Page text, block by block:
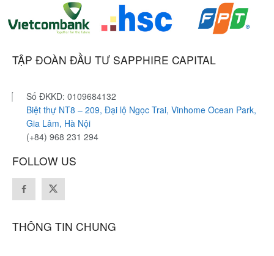
TẬP ĐOÀN ĐẦU TƯ SAPPHIRE CAPITAL
Số ĐKKD: 0109684132
Biệt thự NT8 – 209, Đại lộ Ngọc Trai, Vinhome Ocean Park,
Gia Lâm, Hà Nội
(+84) 968 231 294
FOLLOW US
THÔNG TIN CHUNG